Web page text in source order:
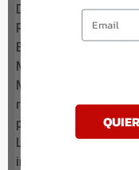
DESTINADAS A
PYME MADRILEÑA,
EUROPEO DE
MARCO DEL
MADRID 2021 –
realizar el
proceso productivo
La ejecución
implementación de
Email